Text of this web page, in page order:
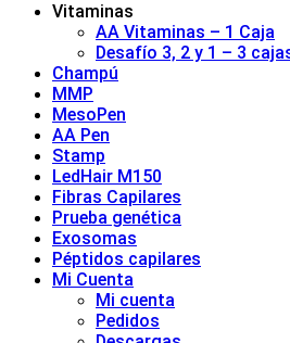
Vitaminas
AA Vitaminas – 1 Caja
Desafío 3, 2 y 1 – 3
Champú
MMP
MesoPen
AA Pen
Stamp
LedHair M150
Fibras Capilares
Prueba genética
Exosomas
Péptidos capilares
Mi Cuenta
Mi cuenta
Pedidos